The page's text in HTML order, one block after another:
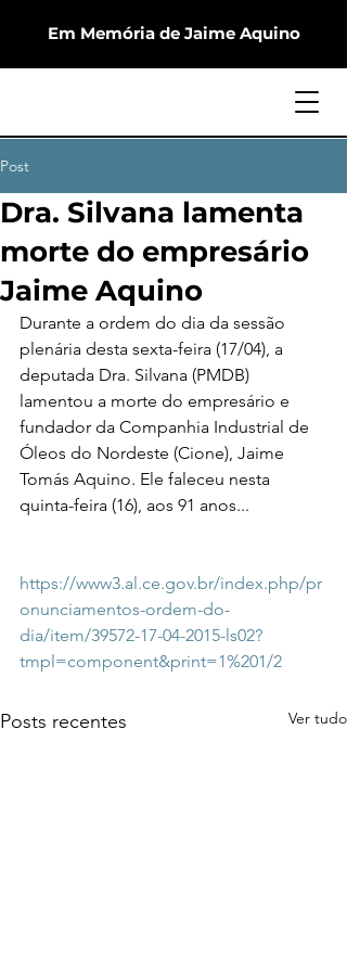
Em Memória de Jaime Aquino
Post
Dra. Silvana lamenta
morte do empresário
Jaime Aquino
Durante a ordem do dia da sessão
plenária desta sexta-feira (17/04), a
deputada Dra. Silvana (PMDB)
lamentou a morte do empresário e
fundador da Companhia Industrial de
Óleos do Nordeste (Cione), Jaime
Tomás Aquino. Ele faleceu nesta
quinta-feira (16), aos 91 anos...
https://www3.al.ce.gov.br/index.php/pr
onunciamentos-ordem-do-
dia/item/39572-17-04-2015-ls02?
tmpl=component&print=1%201/2
Posts recentes Ver tudo